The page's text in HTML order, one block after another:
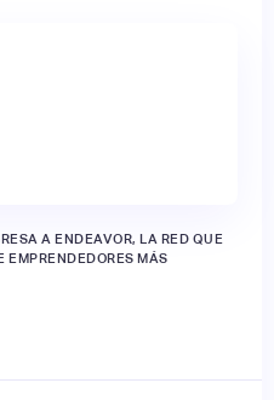
A ENDEAVOR, LA RED QUE
EMPRENDEDORES MÁS